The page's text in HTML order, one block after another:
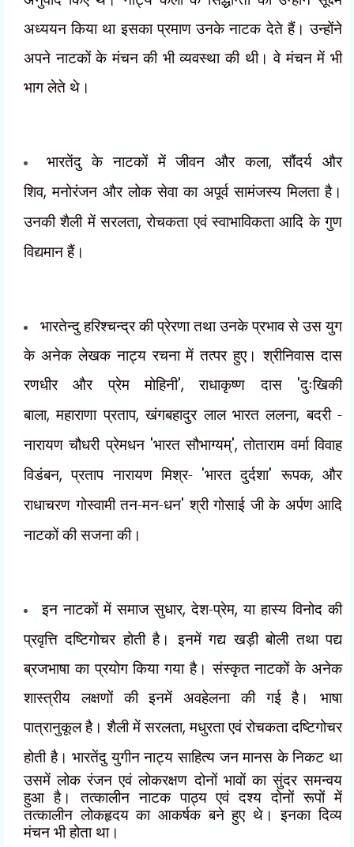
अध्ययन किया था इसका प्रमाण उनके नाटक देते हैं। उन्होंने
अपने नाटकों के मंचन की भी व्यवस्था की थी। वे मंचन में भी
भाग लेते थे।
भारतेंदु के नाटकों में जीवन और कला,सौंदर्य और
शिव,मनोरंजन और लोक सेवा का अपूर्व सामंजस्य मिलता है।
उनकी शैली में सरलता,रोचकता एवं स्वाभाविकता आदि के गुण
विद्यमान हैं।
भारतेन्दु हरिश्चन्द्र की प्रेरणा तथा उनके प्रभाव से उस युग
के अनेक लेखक नाट्य रचना में तत्पर हुए। श्रीनिवास दास
रणधीर और प्रेम मोहिनी',राधाकृष्ण दास 'दुःखिकी
बाला,महाराणा प्रताप,खंगबहादुर लाल भारत ललना,बदरी -
नारायण चौधरी प्रेमधन 'भारत सौभाग्यम्',तोताराम वर्मा विवाह
विडंबन,प्रताप नारायण मिश्र- 'भारत दुर्दशा'रूपक,और
राधाचरण गोस्वामी तन-मन-धन'श्री गोसाई जी के अर्पण आदि
नाटकों की सजना की।
इन नाटकों में समाज सुधार,देश-प्रेम,या हास्य विनोद की
प्रवृत्ति दष्टिगोचर होती है। इनमें गद्य खड़ी बोली तथा पद्य
ब्रजभाषा का प्रयोग किया गया है। संस्कृत नाटकों के अनेक
शास्त्रीय लक्षणों की इनमें अवहेलना की गई है। भाषा
पात्रानुकूल है। शैली में सरलता,मधुरता एवं रोचकता दष्टिगोचर
होती है। भारतेंदु युगीन नाट्य साहित्य जन मानस केनिकट था
उसमें लोक रंजन एवं लोकरक्षण दोनों भावों का सुंदर समन्वय
हुआ है। तत्कालीन नाटक पाठ्य एवं दश्य दोनों रूपों में
तत्कालीन लोकहृदय का आकर्षक बने हुए थे। इनका दिव्य
मंचन भी होता था।